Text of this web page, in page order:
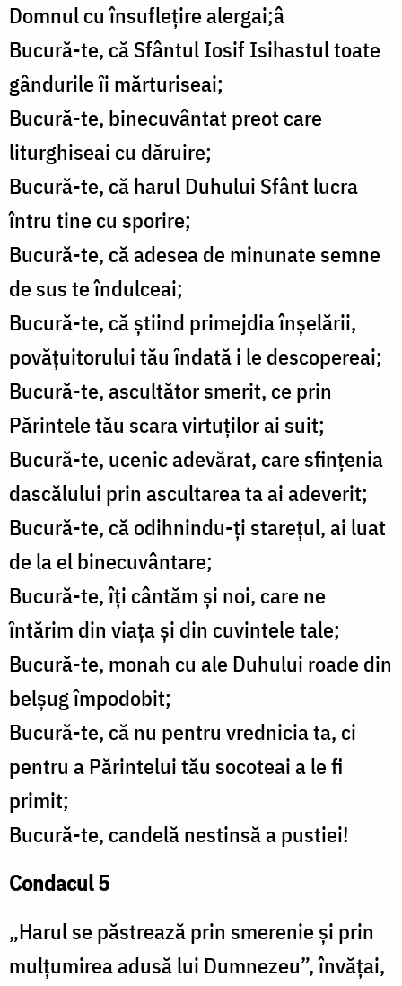
Domnul cu însuflețire alergai;â
Bucură-te, că Sfântul Iosif Isihastul toate
gândurile îi mărturiseai;
Bucură-te, binecuvântat preot care
liturghiseai cu dăruire;
Bucură-te, că harul Duhului Sfânt lucra
întru tine cu sporire;
Bucură-te, că adesea de minunate semne
de sus te îndulceai;
Bucură-te, că știind primejdia înșelării,
povățuitorului tău îndată i le descopereai;
Bucură-te, ascultător smerit, ce prin
Părintele tău scara virtuților ai suit;
Bucură-te, ucenic adevărat, care sfințenia
dascălului prin ascultarea ta ai adeverit;
Bucură-te, că odihnindu-ți starețul, ai luat
de la el binecuvântare;
Bucură-te, îți cântăm și noi, care ne
întărim din viața și din cuvintele tale;
Bucură-te, monah cu ale Duhului roade din
belșug împodobit;
Bucură-te, că nu pentru vrednicia ta, ci
pentru a Părintelui tău socoteai a le fi
primit;
Bucură-te, candelă nestinsă a pustiei!
Condacul 5
„Harul se păstrează prin smerenie și prin
mulțumirea adusă lui Dumnezeu”, învățai,